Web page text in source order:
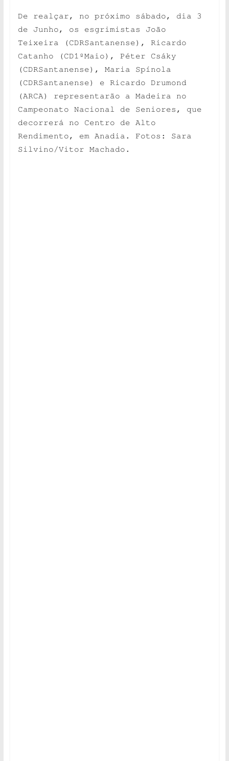
De realçar, no próximo sábado, dia 3
de Junho, os esgrimistas João
Teixeira (CDRSantanense), Ricardo
Catanho (CD1ºMaio), Péter Csáky
(CDRSantanense), Maria Spínola
(CDRSantanense) e Ricardo Drumond
(ARCA) representarão a Madeira no
Campeonato Nacional de Seniores, que
decorrerá no Centro de Alto
Rendimento, em Anadia. Fotos: Sara
Silvino/Vitor Machado.